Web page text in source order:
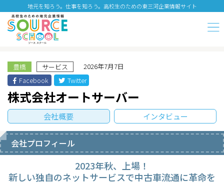
地元を知ろう。仕事を知ろう。高校生のための東三河企業情報サイト
豊橋 サービス
2026年7月7日
Facebook
Twitter
株式会社オートサーバー
会社概要 インタビュー
会社プロフィール
2023年秋、上場！
新しい独自のネットサービスで中古車流通に革命を